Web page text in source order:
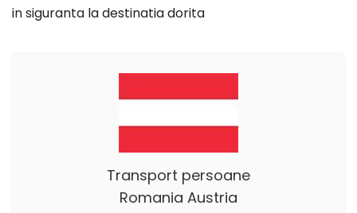
in siguranta la destinatia dorita
Transport persoane
Romania Austria